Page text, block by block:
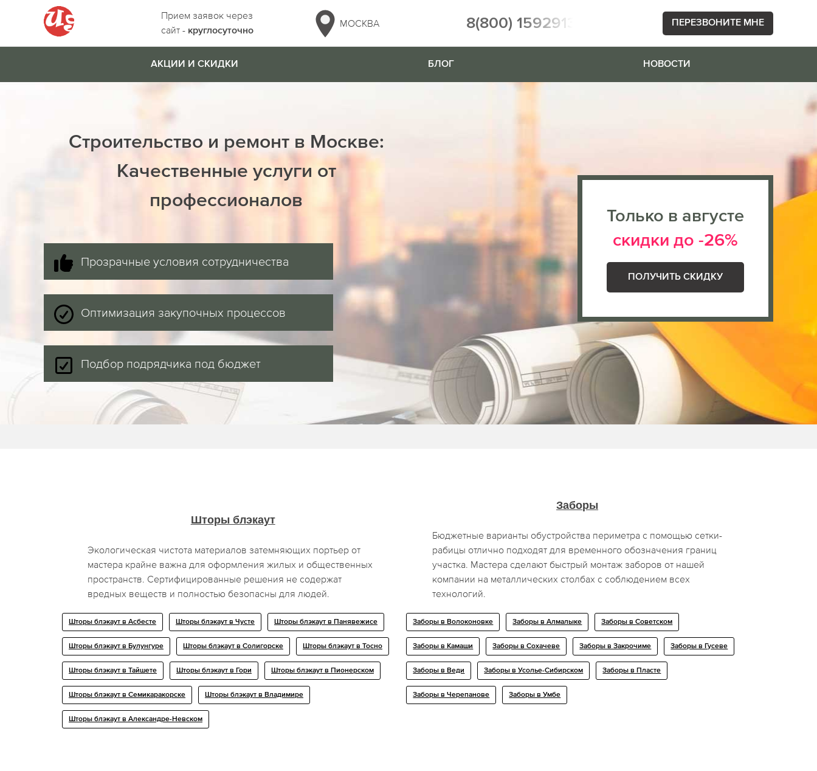
Прием заявок через
сайт - круглосуточно
МОСКВА 8(800) 1592913 ПЕРЕЗВОНИТЕ МНЕ
АКЦИИ И СКИДКИ БЛОГ НОВОСТИ
Строительство и ремонт в Москве:
Качественные услуги от
профессионалов
Прозрачные условия сотрудничества
Оптимизация закупочных процессов
Подбор подрядчика под бюджет
Только в августе
скидки до -26%
ПОЛУЧИТЬ СКИДКУ
Шторы блэкаут
Экологическая чистота материалов затемняющих портьер от
мастера крайне важна для оформления жилых и общественных
пространств. Сертифицированные решения не содержат
вредных веществ и полностью безопасны для людей.
Шторы блэкаут в Асбесте Шторы блэкаут в Чусте Шторы блэкаут в Панявежисе
Шторы блэкаут в Булунгуре Шторы блэкаут в Солигорске Шторы блэкаут в Тосно
Шторы блэкаут в Тайшете Шторы блэкаут в Гори Шторы блэкаут в Пионерском
Шторы блэкаут в Семикаракорске Шторы блэкаут в Владимире
Шторы блэкаут в Александре-Невском
Заборы
Бюджетные варианты обустройства периметра с помощью сетки-
рабицы отлично подходят для временного обозначения границ
участка. Мастера сделают быстрый монтаж заборов от нашей
компании на металлических столбах с соблюдением всех
технологий.
Заборы в Волоконовке Заборы в Алмалыке Заборы в Советском
Заборы в Камаши Заборы в Сохачеве Заборы в Закрочиме Заборы в Гусеве
Заборы в Веди Заборы в Усолье-Сибирском Заборы в Пласте
Заборы в Черепанове Заборы в Умбе